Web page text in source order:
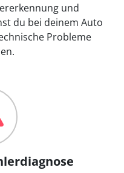
und
du bei deinem Auto
Probleme